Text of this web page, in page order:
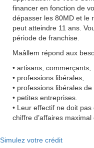
financer en fonction de
dépasser les 80MD et le
peut atteindre 11 ans.
période de franchise.
Maâllem répond aux
• artisans, commerçants,
• professions libérales,
• professions libérales de
• petites entreprises.
• Leur effectif ne doit
chiffre d’affaires maximal
Simulez votre crédit